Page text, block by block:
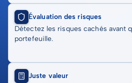
Évaluation des risques
Détectez les risques cachés avant
portefeuille.
Juste valeur